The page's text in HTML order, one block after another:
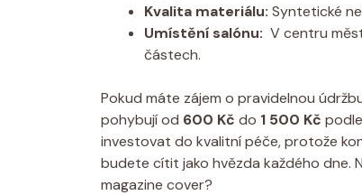
Kvalita materiálu: Syntetické
Umístění‍ salónu:
V centru⁣
částech.
Pokud máte zájem o pravidelnou
pohybují‍ od 600 Kč do 1 500 Kč
investovat do kvalitní péče,‍ protože
budete cítit jako hvězda každého dne.
magazine ⁣cover?